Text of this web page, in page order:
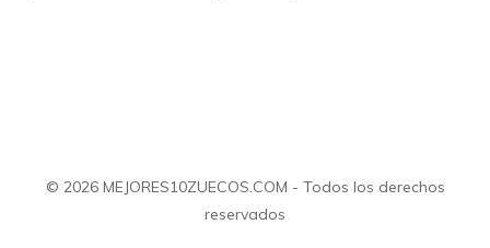
© 2026 MEJORES10ZUECOS.COM - Todos los derechos
reservados